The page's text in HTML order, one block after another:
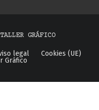
GRÁFICO
legal
Cookies (UE)
Gráfico